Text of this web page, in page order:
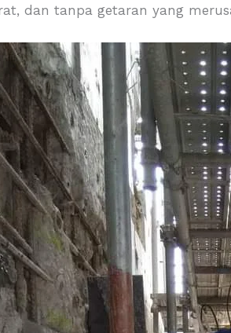
dan tanpa getaran yang